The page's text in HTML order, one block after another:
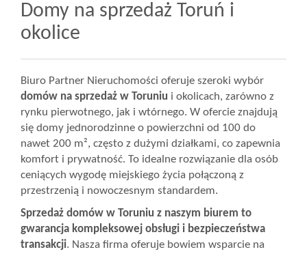
Wizyty
Kontakt
Domy na sprzedaż Toruń i
okolice
Biuro Partner Nieruchomości oferuje szeroki wybór
domów na sprzedaż w Toruniu i okolicach, zarówno z
rynku pierwotnego, jak i wtórnego. W ofercie znajdują
się domy jednorodzinne o powierzchni od 100 do
nawet 200 m², często z dużymi działkami, co zapewnia
komfort i prywatność. To idealne rozwiązanie dla osób
ceniących wygodę miejskiego życia połączoną z
przestrzenią i nowoczesnym standardem.
Sprzedaż domów w Toruniu z naszym biurem to
gwarancja kompleksowej obsługi i bezpieczeństwa
transakcji. Nasza firma oferuje bowiem wsparcie na